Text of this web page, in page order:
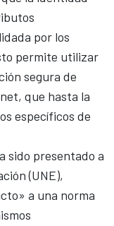
por los
permite utilizar
segura de
que hasta la
específicos de
sido presentado a
(UNE),
a una norma